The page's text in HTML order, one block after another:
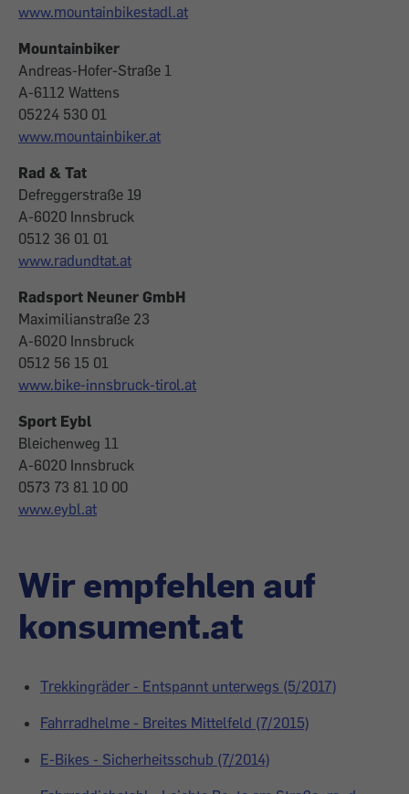
www.mountainbikestadl.at
Mountainbiker
Andreas-Hofer-Straße 1
A-6112 Wattens
05224 530 01
www.mountainbiker.at
Rad & Tat
Defreggerstraße 19
A-6020 Innsbruck
0512 36 01 01
www.radundtat.at
Radsport Neuner GmbH
Maximilianstraße 23
A-6020 Innsbruck
0512 56 15 01
www.bike-innsbruck-tirol.at
Sport Eybl
Bleichenweg 11
A-6020 Innsbruck
0573 73 81 10 00
www.eybl.at
Wir empfehlen auf
konsument.at
Trekkingräder - Entspannt unterwegs (5/2017)
Fahrradhelme - Breites Mittelfeld (7/2015)
E-Bikes - Sicherheitsschub (7/2014)